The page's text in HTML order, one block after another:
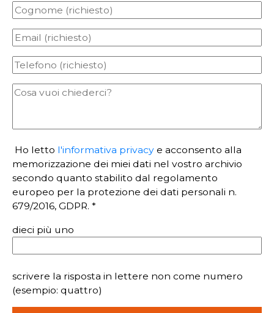
Ho letto l'informativa privacy e acconsento alla
memorizzazione dei miei dati nel vostro archivio
secondo quanto stabilito dal regolamento
europeo per la protezione dei dati personali n.
679/2016, GDPR. *
dieci più uno
scrivere la risposta in lettere non come numero
(esempio: quattro)